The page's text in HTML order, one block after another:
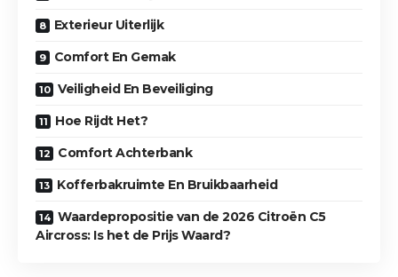
Exterieur Uiterlijk
Comfort En Gemak
Veiligheid En Beveiliging
Hoe Rijdt Het?
Comfort Achterbank
Kofferbakruimte En Bruikbaarheid
Waardepropositie van de 2026 Citroën C5
Aircross: Is het de Prijs Waard?